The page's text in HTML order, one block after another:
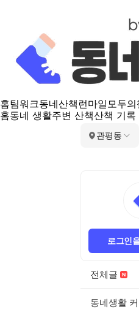
홈팀워크동네산책 런마일모두의
홈동네 생활주변 산책산책 기록
관평동
로그인
전체글
동네생활